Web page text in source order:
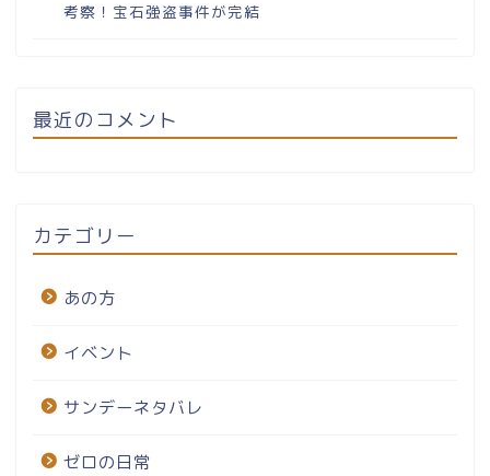
考察！宝石強盗事件が完結
最近のコメント
カテゴリー
あの方
イベント
サンデーネタバレ
ゼロの日常